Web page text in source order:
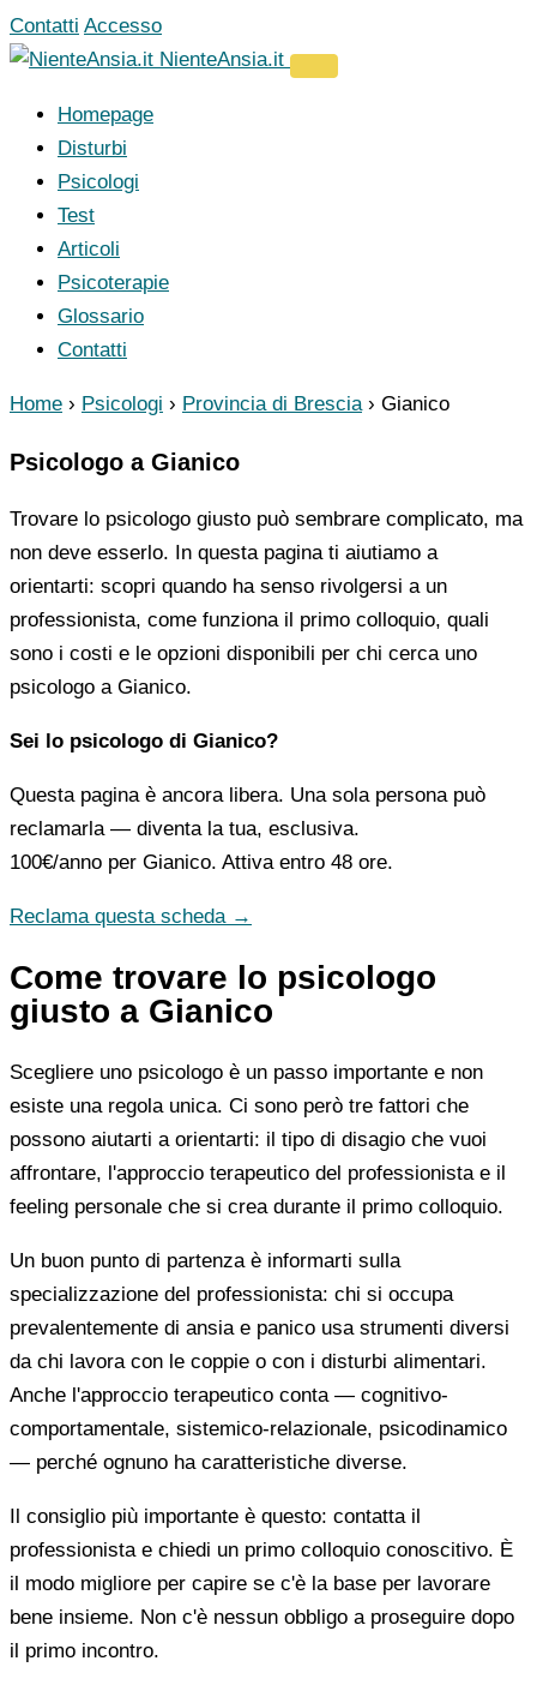
Vai
al
Contatti Accesso
NienteAnsia.it
Homepage
Disturbi
Psicologi
Test
Articoli
Psicoterapie
Glossario
Contatti
Home › Psicologi › Provincia di Brescia › Gianico
Psicologo a Gianico
Trovare lo psicologo giusto può sembrare complicato, ma
non deve esserlo. In questa pagina ti aiutiamo a
orientarti: scopri quando ha senso rivolgersi a un
professionista, come funziona il primo colloquio, quali
sono i costi e le opzioni disponibili per chi cerca uno
psicologo a Gianico.
Sei lo psicologo di Gianico?
Questa pagina è ancora libera. Una sola persona può
reclamarla — diventa la tua, esclusiva.
100€/anno per Gianico. Attiva entro 48 ore.
Reclama questa scheda →
Come trovare lo psicologo
giusto a Gianico
Scegliere uno psicologo è un passo importante e non
esiste una regola unica. Ci sono però tre fattori che
possono aiutarti a orientarti: il tipo di disagio che vuoi
affrontare, l'approccio terapeutico del professionista e il
feeling personale che si crea durante il primo colloquio.
Un buon punto di partenza è informarti sulla
specializzazione del professionista: chi si occupa
prevalentemente di ansia e panico usa strumenti diversi
da chi lavora con le coppie o con i disturbi alimentari.
Anche l'approccio terapeutico conta — cognitivo-
comportamentale, sistemico-relazionale, psicodinamico
— perché ognuno ha caratteristiche diverse.
Il consiglio più importante è questo: contatta il
professionista e chiedi un primo colloquio conoscitivo. È
il modo migliore per capire se c'è la base per lavorare
bene insieme. Non c'è nessun obbligo a proseguire dopo
il primo incontro.